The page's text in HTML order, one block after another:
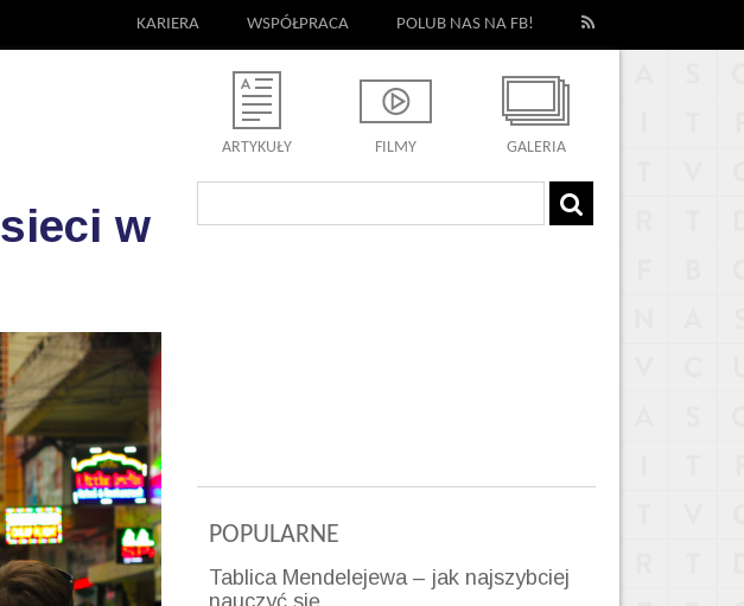
KARIERA WSPÓŁPRACA POLUB NAS NA FB!
ARTYKUŁY FILMY GALERIA
w
POPULARNE
Tablica Mendelejewa – jak najszybciej
nauczyć się…